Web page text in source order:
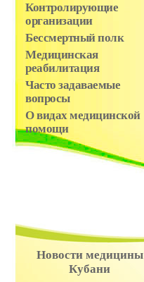
Контролирующие
организации
Бессмертный полк
Медицинская
реабилитация
Часто задаваемые
вопросы
О видах медицинской
помощи
Новости медицины
Кубани